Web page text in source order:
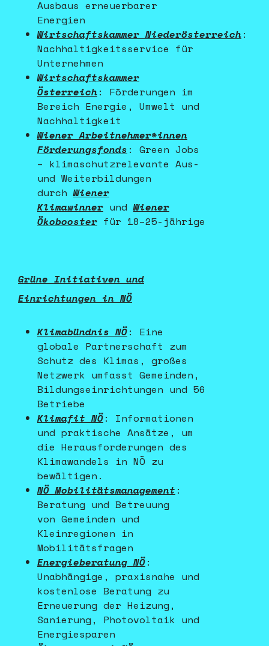
Ausbaus erneuerbarer
Energien
Wirtschaftskammer Niederösterreich:
Nachhaltigkeitsservice für
Unternehmen
Wirtschaftskammer
Österreich: Förderungen im
Bereich Energie, Umwelt und
Nachhaltigkeit
Wiener Arbeitnehmer*innen
Förderungsfonds : Green Jobs
– klimaschutzrelevante Aus-
und Weiterbildungen
durchWiener
Klimawinner undWiener
Ökobooster für 18–25-jährige
Grüne Initiativen und
Einrichtungen in NÖ
Klimabündnis NÖ: Eine
globale Partnerschaft zum
Schutz des Klimas, großes
Netzwerk umfasst Gemeinden,
Bildungseinrichtungen und 56
Betriebe
Klimafit NÖ: Informationen
und praktische Ansätze, um
die Herausforderungen des
Klimawandels in NÖ zu
bewältigen.
NÖ Mobilitätsmanagement :
Beratung und Betreuung
von Gemeinden und
Kleinregionen in
Mobilitätsfragen
Energieberatung NÖ:
Unabhängige, praxisnahe und
kostenlose Beratung zu
Erneuerung der Heizung,
Sanierung, Photovoltaik und
Energiesparen